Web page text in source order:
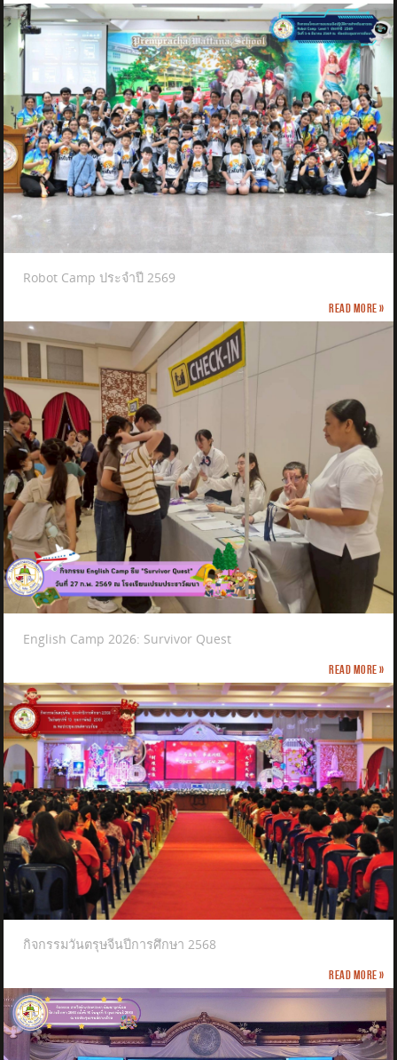
Robot Camp ประจำปี 2569
Read more »
English Camp 2026: Survivor Quest
Read more »
กิจกรรมวันตรุษจีนปีการศึกษา 2568
Read more »